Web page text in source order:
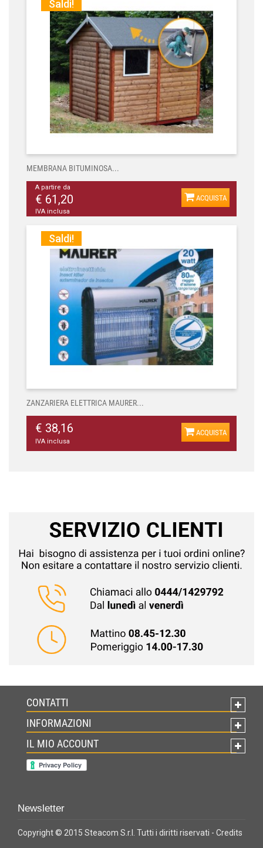
Saldi!
MEMBRANA BITUMINOSA...
A partire da
€ 61,20
IVA inclusa
ACQUISTA
Saldi!
ZANZARIERA ELETTRICA MAURER...
€ 38,16
IVA inclusa
ACQUISTA
CONTATTI
INFORMAZIONI
IL MIO ACCOUNT
Newsletter
Copyright © 2015 Steacom S.r.l. Tutti i diritti riservati - Credits